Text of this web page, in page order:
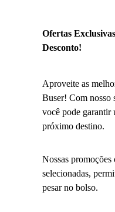
Ofertas
Desconto!
Aproveite as
Buser! Com nosso
você pode garantir
próximo destino.
Nossas
selecionadas,
pesar no bolso.